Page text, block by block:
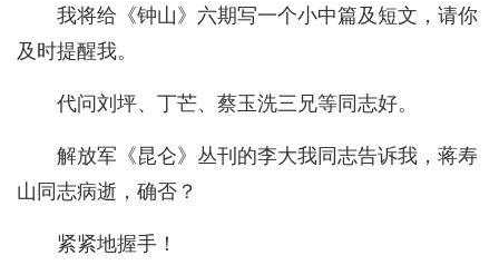
我将给《钟山》六期写一个小中篇及短文，请你
及时提醒我。
代问刘坪、丁芒、蔡玉洗三兄等同志好。
解放军《昆仑》丛刊的李大我同志告诉我，蒋寿
山同志病逝，确否？
紧紧地握手！